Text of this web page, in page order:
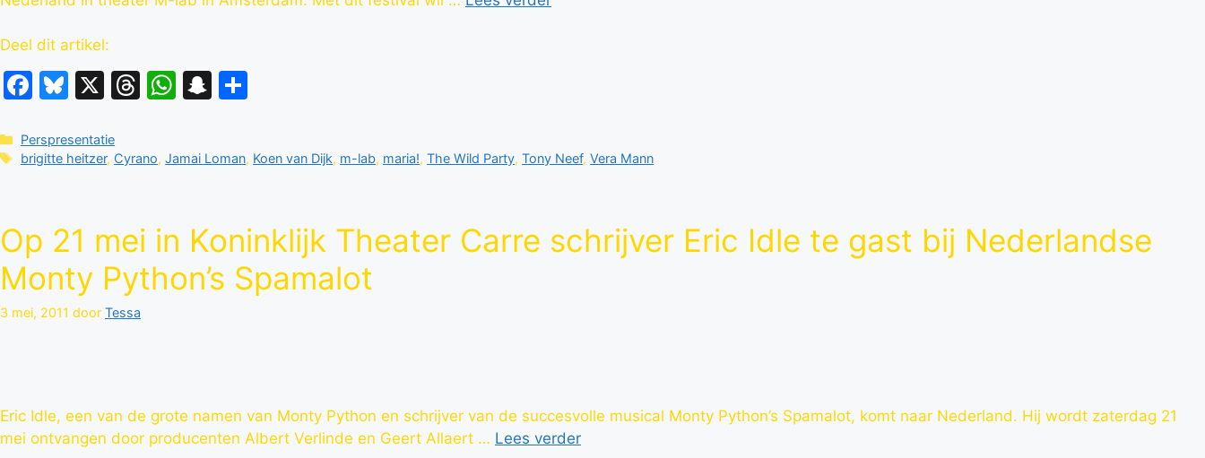
Deel dit artikel:
Facebook
Bluesky
X Threads
WhatsApp
Snapchat
Categorieën
Perspresentatie
Tags
brigitte heitzer, Cyrano,Jamai Loman, Koen van Dijk, m-lab, maria!,The Wild Party,Tony Neef,Vera Mann
Op 21 mei in Koninklijk Theater Carre schrijver Eric Idle te gast bij Nederlandse
Monty Python’s Spamalot
3 mei, 2011 door Tessa
Eric Idle, een van de grote namen van Monty Python en schrijver van de succesvolle musical Monty Python’s Spamalot, komt naar Nederland. Hij wordt zaterdag 21
mei ontvangen door producenten Albert Verlinde en Geert Allaert … Lees verder